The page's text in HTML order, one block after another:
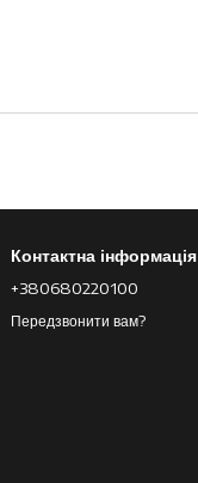
Контактна інформація
+380680220100
Передзвонити вам?